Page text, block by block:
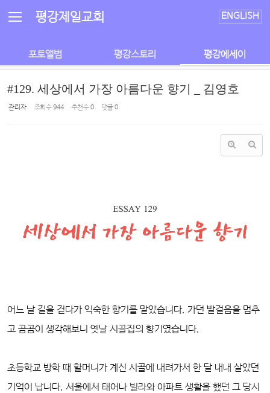
평강제일교회 ENGLISH
포토앨범 평강스토리 평강에세이
#129. 세상에서 가장 아름다운 향기 _ 김영호
관리자 조회 수944 추천 수0 댓글0
어느 날 길을 걷다가 익숙한 향기를 맡았습니다. 가던 발걸음을 멈추
고 곰곰이 생각해보니 옛날 시골집의 향기였습니다.
초등학교 방학 때 할머니가 계신 시골에 내려가서 한 달 내내 살았던
기억이 납니다. 서울에서 태어나 빌라와 아파트 생활을 했던 그 당시